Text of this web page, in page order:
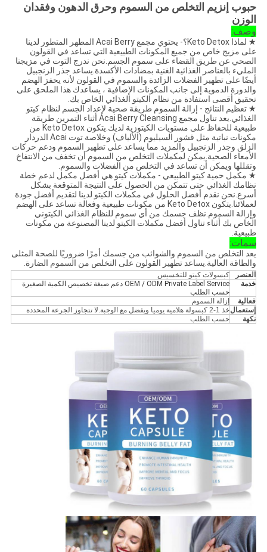
حبوب إنزيم التخلص من السموم وحرق الدهون وفقدان
الوزن
وصف:
★ لماذا Keto Detox؟- يحتوي مجمع Acai Berry المطهر المتطور لدينا
على مزيج خاص من جميع المكونات الطبيعية التي تساعد في القولون
الصحي عن طريق القضاء على سموم الجسم.نحن ندرج التوت في مزيجنا
المليء بالعناصر الغذائية الغنية بمضادات الأكسدة.يساعد جذر الزنجبيل
أيضًا على تطهير الفضلات الزائدة والسموم في القولون لأنه يحفز الهضم
والدورة الدموية.إلى جانب المكونات الإضافية ، يساعدك هذا الملحق على
تحقيق أقصى استفادة من نظام الكيتو الغذائي الخاص بك.
★ تعظيم النتائج - إزالة السموم طريقة صحية لإعداد الجسم لنظام كيتو
الغذائي.يعد تناول مجمع Acai Berry Cleansing أثناء التمرين طريقة
طبيعية للحفاظ على مستويات الكيتوزية لديك.يتكون Keto Detox من
مكونات نباتية مثل قشور السيليوم (الألياف) وخلاصة توت Acai الدردار
الزلق وجذر الزنجبيل والمزيد مما يساعد على تطهير السموم ودعم حركات
الأمعاء الصحية.يمكن لمكملات التخلص من السموم أن تخفف من الانتفاخ
وتقللها ويمكن أن تساعد في التخلص من الفضلات والسموم.
★ مكمل حمية كيتو الطبيعي - مكملات كيتو هي أفضل مكمل لدعم خطة
نظامك الغذائي حتى تتمكن من الحصول على النتيجة المتوقعة بشكل
أسرع.نحن نقدم أفضل الحلول في مكملات الكيتو لدينا لتقديم أفضل جودة
لعملائنا.يتكون Keto Detox من مكونات طبيعية وفعالة تساعد على الهضم
وإزالة السموم.نظف جسمك من أي سموم للنظام الغذائي الكيتوني
الخاص بك أثناء تناول أفضل مكملات الكيتو لدينا المصنوعة من مكونات
طبيعية.
سمات:
يعد التخلص من السموم والشوائب من جسمك أمرًا ضروريًا للصحة المثلى
والطاقة العالية.يساعد تطهير القولون على التخلص من السموم الضارة.
العنصر
كبسولات كيتو للتخسيس
خدمة
OEM / ODM Private Label Service دعم صيغة تخصيص الكمية الصغيرة
حسب الطلب
فعالية
إزالة السموم
إستعمالخذ 1-2 كبسولة هلامية يوميا ويفضل مع الوجبة.لا تتجاوز الجرعة المحددة
نكهة
حسب الطلب